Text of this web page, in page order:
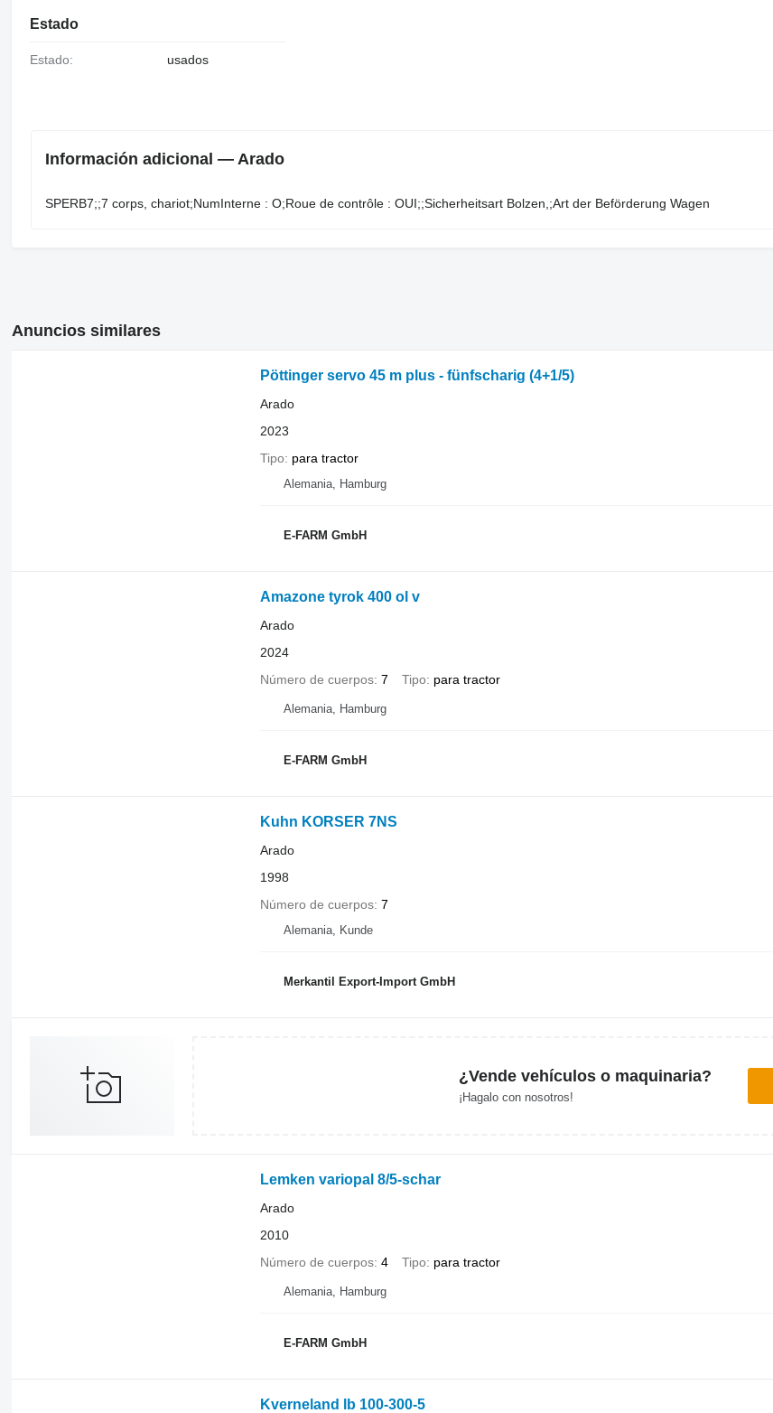
Estado
Estado: usados
Información adicional — Arado
SPERB7;;7 ​​​​​​​​​‌‌​​​​‌​​​​​​​​​‌‌‌​‌​‌​​​​​​​​​‌‌‌​‌​​​​​​​​​​​‌‌​‌‌‌‌​​​​​​​​​‌‌​‌‌​​​​​​​​​​​‌‌​‌​​‌​​​​​​​​​‌‌​‌‌‌​​​​​​​​​​‌‌​​‌​‌corps, chariot;NumInterne : O;Roue de contrôle : OUI;;Sicherheitsart Bolzen,;Art der Beförderung Wagen
Anuncios similares
Pöttinger servo 45 m plus - fünfscharig (4+1/5)
Arado
2023
Tipo
para tractor
Alemania, Hamburg
E-FARM GmbH
Amazone tyrok 400 ol v
Arado
2024
Número de cuerpos 7 Tipo para tractor
Alemania, Hamburg
E-FARM GmbH
Kuhn KORSER 7NS
Arado
1998
Número de cuerpos 7
Alemania, Kunde
Merkantil Export-Import GmbH
¿Vende vehículos o maquinaria?
¡Hagalo con nosotros!
Lemken variopal 8/5-schar
Arado
2010
Número de cuerpos 4 Tipo para tractor
Alemania, Hamburg
E-FARM GmbH
Kverneland lb 100-300-5